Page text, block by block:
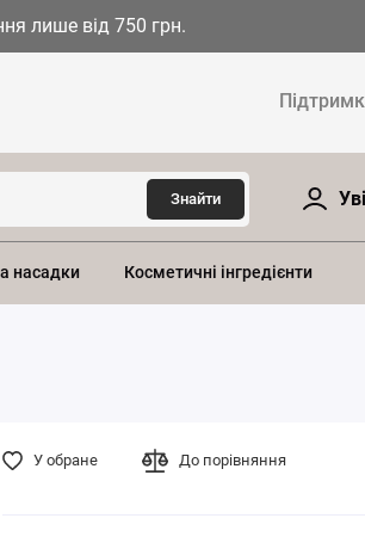
лише від 750 грн.
Знайти
насадки Косметичні інгредієнти
У обране До порівняння